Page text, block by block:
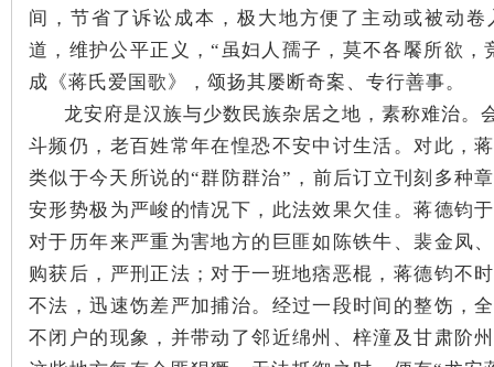
间，节省了诉讼成本，极大地方便了主动或被动
道，维护公平正义，“虽妇人孺子，莫不各饜所欲，
成《蒋氏爱国歌》，颂扬其屡断奇案、专行善事。
龙安府是汉族与少数民族杂居之地，素称难治。
斗频仍，老百姓常年在惶恐不安中讨生活。对此，
类似于今天所说的“群防群治”，前后订立刊刻多种
安形势极为严峻的情况下，此法效果欠佳。蒋德钧
对于历年来严重为害地方的巨匪如陈铁牛、裴金凤
购获后，严刑正法；对于一班地痞恶棍，蒋德钧不
不法，迅速饬差严加捕治。经过一段时间的整饬，
不闭户的现象，并带动了邻近绵州、梓潼及甘肃阶